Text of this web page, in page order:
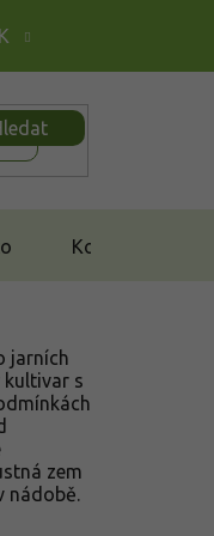
Kontakt
jarních
kultivar s
zem
nádobě.